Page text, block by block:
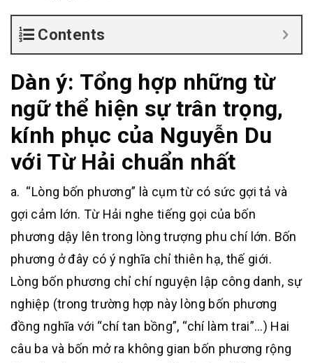
Contents
Dàn ý: Tổng hợp những từ
ngữ thể hiện sự trân trọng,
kính phục của Nguyễn Du
với Từ Hải chuẩn nhất
a. “Lòng bốn phương” là cụm từ có sức gợi tả và
gợi cảm lớn. Từ Hải nghe tiếng gọi của bốn
phương dậy lên trong lòng trượng phu chí lớn. Bốn
phương ở đây có ý nghĩa chỉ thiên hạ, thế giới.
Lòng bốn phương chỉ chí nguyện lập công danh, sự
nghiệp (trong trường hợp này lòng bốn phương
đồng nghĩa với “chí tan bồng”, “chí làm trai”…) Hai
câu ba và bốn mở ra không gian bốn phương rộng